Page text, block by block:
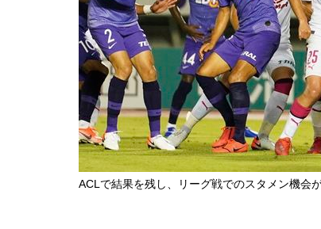
ACLで結果を残し、リーグ戦でのスタメン機会